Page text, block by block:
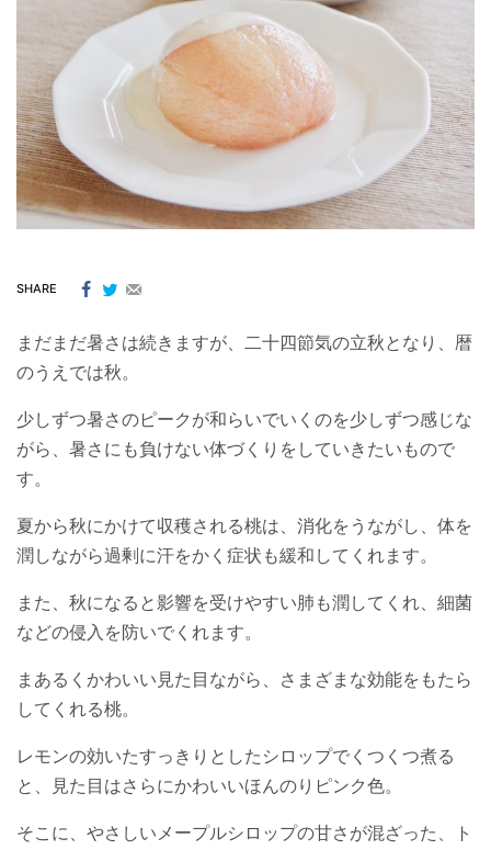
SHARE
まだまだ暑さは続きますが、二十四節気の立秋となり、暦
のうえでは秋。
少しずつ暑さのピークが和らいでいくのを少しずつ感じな
がら、暑さにも負けない体づくりをしていきたいもので
す。
夏から秋にかけて収穫される桃は、消化をうながし、体を
潤しながら過剰に汗をかく症状も緩和してくれます。
また、秋になると影響を受けやすい肺も潤してくれ、細菌
などの侵入を防いでくれます。
まあるくかわいい見た目ながら、さまざまな効能をもたら
してくれる桃。
レモンの効いたすっきりとしたシロップでくつくつ煮る
と、見た目はさらにかわいいほんのりピンク色。
そこに、やさしいメープルシロップの甘さが混ざった、ト